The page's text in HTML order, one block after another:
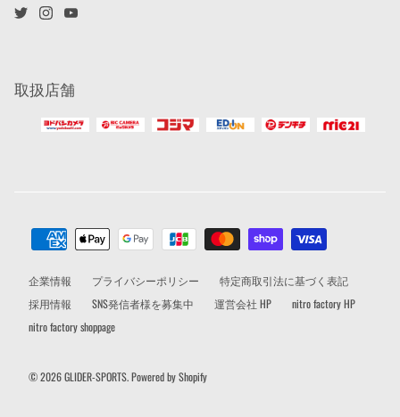
取扱店舗
企業情報 プライバシーポリシー
特定商取引法に基づく表記
採用情報
SNS発信者様を募集中 運営会社 HP
nitro factory HP
nitro factory shoppage
© 2026GLIDER-SPORTS.Powered by Shopify